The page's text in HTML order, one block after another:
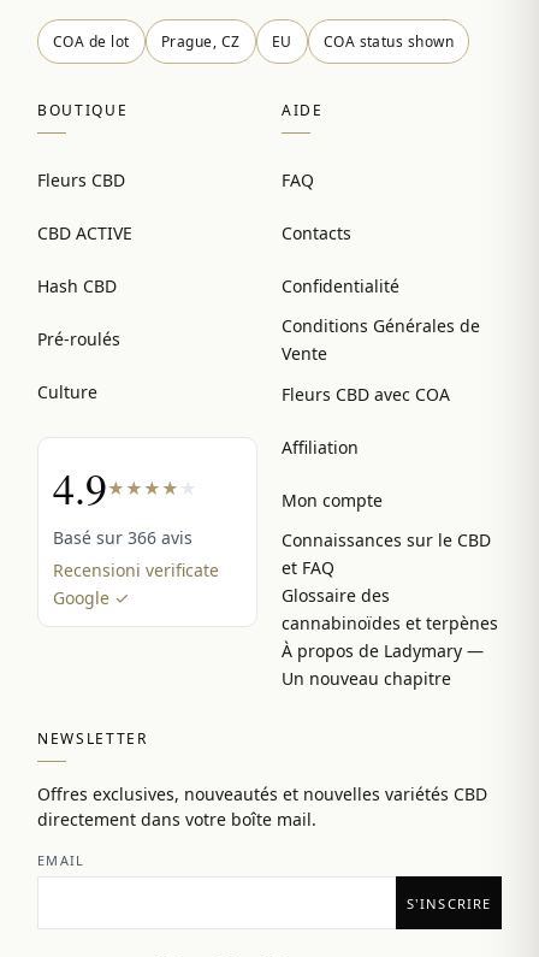
COA de lot Prague, CZ EU COA status shown
BOUTIQUE
Fleurs CBD
CBD ACTIVE
Hash CBD
Pré-roulés
Culture
4.9★★★★ ★
Basé sur 366 avis
Recensioni verificate
Google ✓
AIDE
FAQ
Contacts
Confidentialité
Conditions Générales de
Vente
Fleurs CBD avec COA
Affiliation
Mon compte
Connaissances sur le CBD
et FAQ
Glossaire des
cannabinoïdes et terpènes
À propos de Ladymary —
Un nouveau chapitre
NEWSLETTER
Offres exclusives, nouveautés et nouvelles variétés CBD
directement dans votre boîte mail.
EMAIL